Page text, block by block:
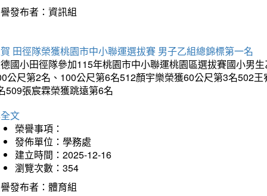
發布者：資訊組
田徑隊榮獲桃園市中小聯運選拔賽 男子乙組總錦標第一名
國小田徑隊參加115年桃園市中小聯運桃園區選拔賽國小男
公尺第2名、100公尺第6名512顏宇樂榮獲60公尺第3名502
509張宸霖榮獲跳遠第6名
文
榮譽事項：
發佈單位：學務處
建立時間：2025-12-16
瀏覽次數：354
發布者：體育組